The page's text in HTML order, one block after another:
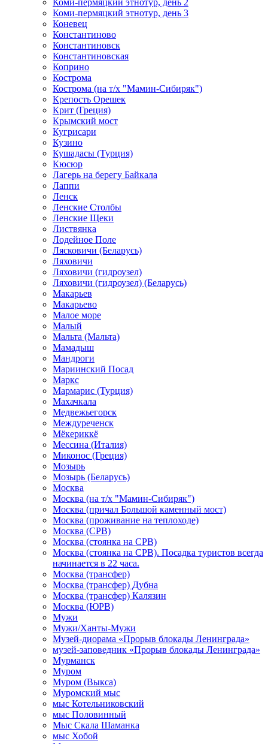
Коми-пермяцкий этнотур, день 2
Коми-пермяцкий этнотур, день 3
Коневец
Константиново
Константиновск
Константиновская
Коприно
Кострома
Кострома (на т/х "Мамин-Сибиряк")
Крепость Орешек
Крит (Греция)
Крымский мост
Кугрисари
Кузино
Кушадасы (Турция)
Кюсюр
Лагерь на берегу Байкала
Лаппи
Ленск
Ленские Столбы
Ленские Щеки
Листвянка
Лодейное Поле
Лясковичи (Беларусь)
Ляховичи
Ляховичи (гидроузел)
Ляховичи (гидроузел) (Беларусь)
Макарьев
Макарьево
Малое море
Малый
Мальта (Мальта)
Мамадыш
Мандроги
Мариинский Посад
Маркс
Мармарис (Турция)
Махачкала
Медвежьегорск
Междуреченск
Мёкериккё
Мессина (Италия)
Миконос (Греция)
Мозырь
Мозырь (Беларусь)
Москва
Москва (на т/х "Мамин-Сибиряк")
Москва (причал Большой каменный мост)
Москва (проживание на теплоходе)
Москва (СРВ)
Москва (стоянка на СРВ)
Москва (стоянка на СРВ). Посадка туристов всегда
начинается в 22 часа.
Москва (трансфер)
Москва (трансфер) Дубна
Москва (трансфер) Калязин
Москва (ЮРВ)
Мужи
Мужи/Ханты-Мужи
Музей-диорама «Прорыв блокады Ленинграда»
музей-заповедник «Прорыв блокады Ленинграда»
Мурманск
Муром
Муром (Выкса)
Муромский мыс
мыс Котельниковский
мыс Половинный
Мыс Скала Шаманка
мыс Хобой